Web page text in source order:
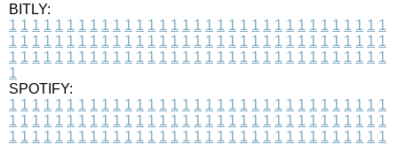
BITLY:
1 1 1 1 1 1 1 1 1 1 1 1 1 1 1 1 1 1 1 1 1 1 1 1 1 1 1 1 1 1 1 1 1
1 1 1 1 1 1 1 1 1 1 1 1 1 1 1 1 1 1 1 1 1 1 1 1 1 1 1 1 1 1 1 1 1
1 1 1 1 1 1 1 1 1 1 1 1 1 1 1 1 1 1 1 1 1 1 1 1 1 1 1 1 1 1 1 1 1
1
SPOTIFY:
1 1 1 1 1 1 1 1 1 1 1 1 1 1 1 1 1 1 1 1 1 1 1 1 1 1 1 1 1 1 1 1 1
1 1 1 1 1 1 1 1 1 1 1 1 1 1 1 1 1 1 1 1 1 1 1 1 1 1 1 1 1 1 1 1 1
1 1 1 1 1 1 1 1 1 1 1 1 1 1 1 1 1 1 1 1 1 1 1 1 1 1 1 1 1 1 1 1 1